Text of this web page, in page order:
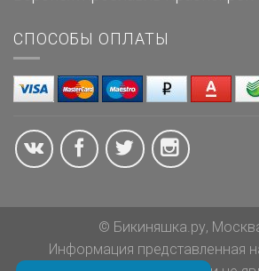
СПОСОБЫ ОПЛАТЫ
© Бикиняшка.ру,
Информация представленная